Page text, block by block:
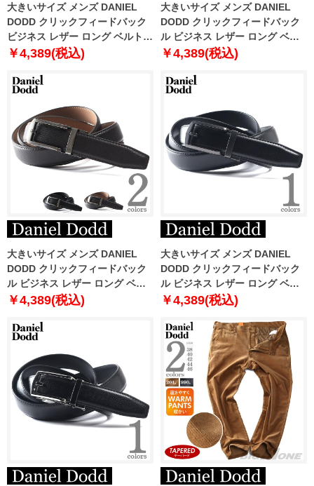
大きいサイズ メンズ DANIEL
DODD クリックフィードバック
ビジネス レザー ロング ベルト
ロングサイズ azbl-229001
￥4,389(税込)
大きいサイズ メンズ DANIEL
DODD クリックフィードバック
ル ビジネス レザー ロング ベル
ト ロングサイズ azbl-229007
￥4,389(税込)
大きいサイズ メンズ DANIEL
DODD クリックフィードバック
ル ビジネス レザー ロング ベル
ト ロングサイズ azbl-239002
￥4,389(税込)
大きいサイズ メンズ DANIEL
DODD クリックフィードバック
ル ビジネス レザー ロング ベル
ト ロングサイズ azbl-259004
￥4,389(税込)